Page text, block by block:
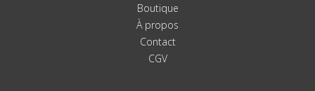
Boutique
À propos
Contact
CGV